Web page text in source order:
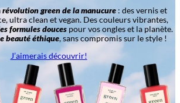
révolution green de la manucure: des vernis et
ultra clean et vegan. Des couleurs vibrantes,
formules douces pour vos ongles et la planète.
beauté éthique, sans compromis sur le style !
J’aimerais découvrir!